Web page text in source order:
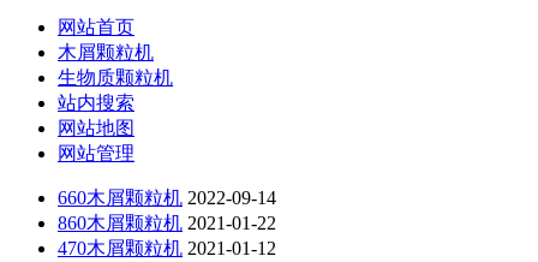
网站首页
木屑颗粒机
生物质颗粒机
站内搜索
网站地图
网站管理
660木屑颗粒机 2022-09-14
860木屑颗粒机 2021-01-22
470木屑颗粒机 2021-01-12